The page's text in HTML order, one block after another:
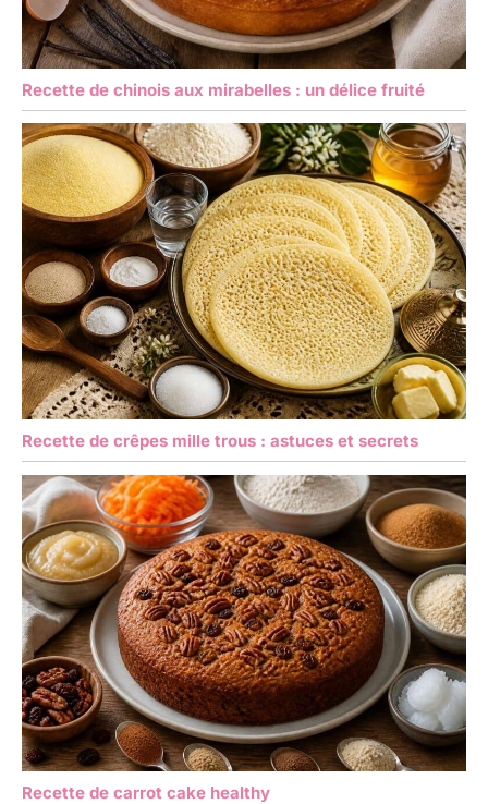
Recette de chinois aux mirabelles : un délice fruité
Recette de crêpes mille trous : astuces et secrets
Recette de carrot cake healthy